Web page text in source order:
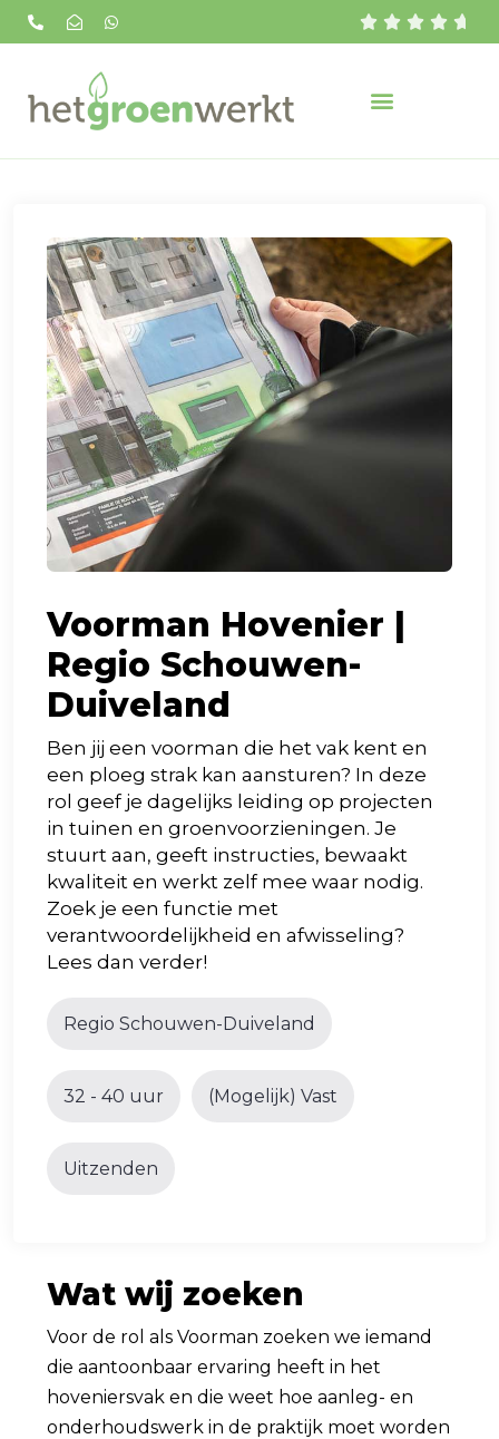
    
Voorman Hovenier |
Regio Schouwen-
Duiveland
Ben jij een voorman die het vak kent en
een ploeg strak kan aansturen? In deze
rol geef je dagelijks leiding op projecten
in tuinen en groenvoorzieningen. Je
stuurt aan, geeft instructies, bewaakt
kwaliteit en werkt zelf mee waar nodig.
Zoek je een functie met
verantwoordelijkheid en afwisseling?
Lees dan verder!
Regio Schouwen-Duiveland
32 - 40 uur (Mogelijk) Vast
Uitzenden
Wat wij zoeken
Voor de rol als Voorman zoeken we iemand
die aantoonbaar ervaring heeft in het
hoveniersvak en die weet hoe aanleg- en
onderhoudswerk in de praktijk moet worden